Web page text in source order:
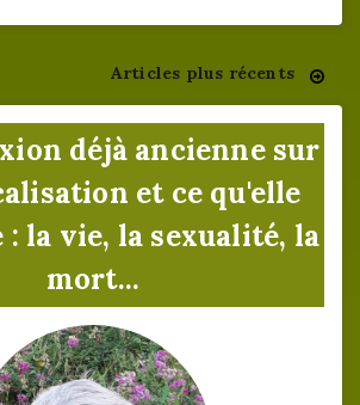
Articles plus récents
déjà ancienne sur
et ce qu'elle
la vie, la sexualité, la
mort...